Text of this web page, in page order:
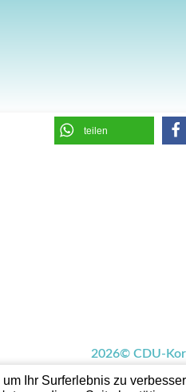
teilen
2026© CDU-
Ihr Surferlebnis zu